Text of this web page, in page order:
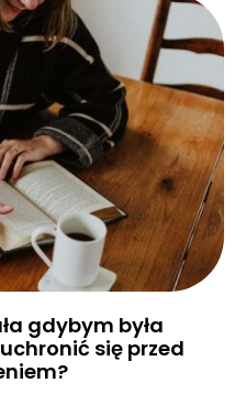
gdybym była
się przed